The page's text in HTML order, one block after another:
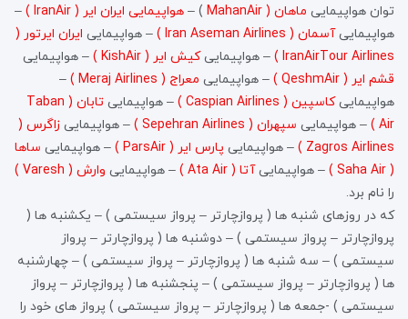
توان هواپیمایی ماهان ( MahanAir ) – هواپیمایی ایران ایر ( IranAir )
–
هواپیماییآسمان ( Iran Aseman Airlines ) – هواپیمایی ایران ایرتور (
IranAirTour Airlines )
– هواپیماییکیش ایر ( KishAir )
– هواپیمایی
قشم ایر ( QeshmAir )
– هواپیمایی معراج ( Meraj Airlines )
–
هواپیماییکاسپین ( Caspian Airlines ) – هواپیمایی
تابان ( Taban
Air )
– هواپیمایی سپهران ( Sepehran Airlines ) – هواپیمایی زاگرس (
Zagros Airlines )
– هواپیمایی پارس ایر ( ParsAir ) – هواپیمایی ساها
( Saha Air )
– هواپیماییآتا ( Ata Air ) – هواپیمایی وارش ( Varesh )
را نام برد.
که در روزهای شنبه ها ( پروازچارتر – پرواز سیستمی ) – یکشنبه ها (
پروازچارتر – پرواز سیستمی ) – دوشنبه ها ( پروازچارتر – پرواز
سیستمی ) – سه شنبه ها ( پروازچارتر – پرواز سیستمی ) – چهارشنبه
ها ( پروازچارتر – پرواز سیستمی ) – پنجشنبه ها ( پروازچارتر – پرواز
سیستمی ) -جمعه ها ( پروازچارتر – پرواز سیستمی ) پرواز های خود را